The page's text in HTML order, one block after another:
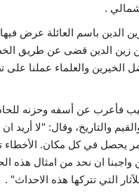
.
الدين باسم العائلة عرض فيها
زين الدين قضى عن طريق
الخيرين والعلماء عملنا على
فأعرب عن أسفه وحزنه
والتاريخ، وقال: "لا أريد
يحصل في كل مكان.
ان نحد من امثال هذه
للآثار التي تتركها هذه الاحداث" .